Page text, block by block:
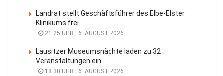
Landrat stellt Geschäftsführer des Elbe-Elster
Klinikums frei
21:25 UHR | 6. AUGUST 2026
Lausitzer Museumsnächte laden zu 32
Veranstaltungen ein
18:30 UHR | 6. AUGUST 2026